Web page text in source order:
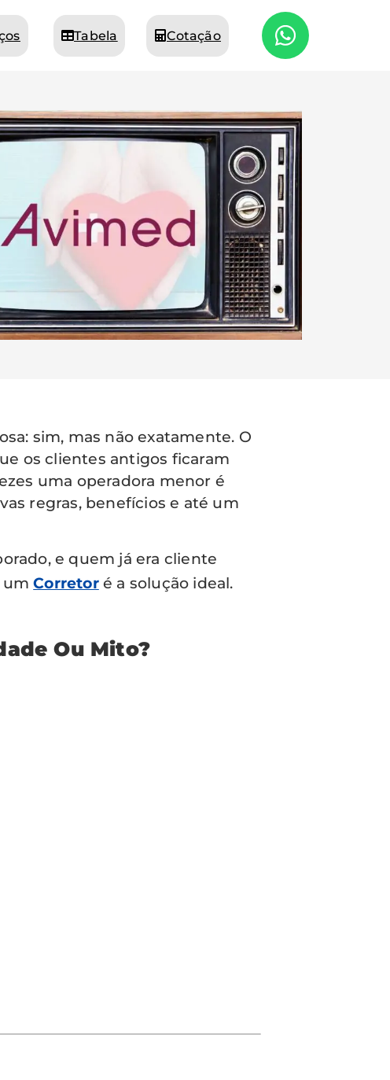
Tabela Cotação
sim, mas não exatamente. O
os clientes antigos ficaram
uma operadora menor é
regras, benefícios e até um
e quem já era cliente
umCorretoré a solução ideal.
Ou Mito?